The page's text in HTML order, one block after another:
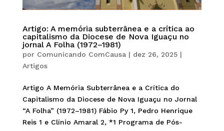
Artigo: A memória subterrânea e a crítica ao
capitalismo da Diocese de Nova Iguaçu no
jornal A Folha (1972–1981)
por Comunicando ComCausa| dez 26, 2025|
Artigos
Artigo A Memória Subterrânea e a Crítica do
Capitalismo da Diocese de Nova Iguaçu no Jornal
“A Folha” (1972–1981) Fábio Py 1, Pedro Henrique
Reis 1 e Clínio Amaral 2, *1 Programa de Pós-